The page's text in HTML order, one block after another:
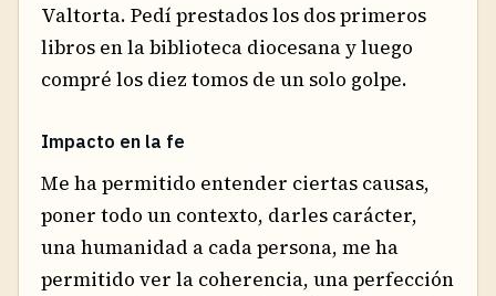
Valtorta. Pedí prestados los dos primeros
libros en la biblioteca diocesana y luego
compré los diez tomos de un solo golpe.
Impacto en la fe
Me ha permitido entender ciertas causas,
poner todo un contexto, darles carácter,
una humanidad a cada persona, me ha
permitido ver la coherencia, una perfección